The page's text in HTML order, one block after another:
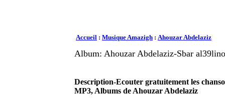
Accueil : Musique Amazigh : Ahouzar Abdelaziz
Album: Ahouzar Abdelaziz-Sbar
Description-Ecouter gratuitement les
MP3, Albums de Ahouzar Abdelaziz